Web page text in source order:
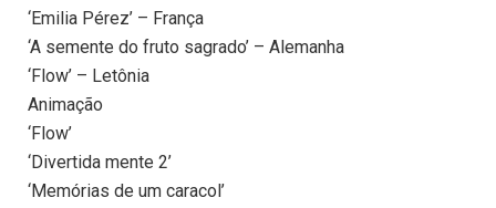
‘Emilia Pérez’ – França
‘A semente do fruto sagrado’ – Alemanha
‘Flow’ – Letônia
Animação
‘Flow’
‘Divertida mente 2’
‘Memórias de um caracol’